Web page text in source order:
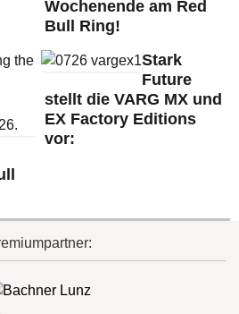
Wochenende am Red
Bull Ring!
Stark
Future
stellt die VARG MX und
EX Factory Editions
vor: